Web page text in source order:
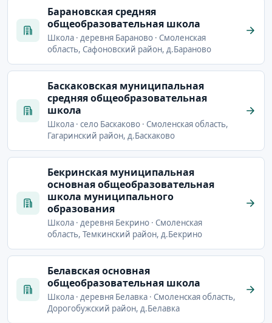
Барановская средняя
общеобразовательная школа
Школа · деревня Бараново · Смоленская
область, Сафоновский район, д.Бараново
Баскаковская муниципальная
средняя общеобразовательная
школа
Школа · село Баскаково · Смоленская область,
Гагаринский район, д.Баскаково
Бекринская муниципальная
основная общеобразовательная
школа муниципального
образования
Школа · деревня Бекрино · Смоленская
область, Темкинский район, д.Бекрино
Белавская основная
общеобразовательная школа
Школа · деревня Белавка · Смоленская область,
Дорогобужский район, д.Белавка